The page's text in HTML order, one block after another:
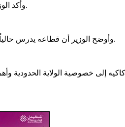
وأكد الوزير ضرورة أن ينعكس هذا العدد الكبير من الإبل على النشاط الاقتصادي المحلي.
وأوضح الوزير أن قطاعه يدرس حالياً الجوانب المتعلقة بالإنتاج الحيواني في الولاية، خاصة في مجالي الألبان واللحوم.